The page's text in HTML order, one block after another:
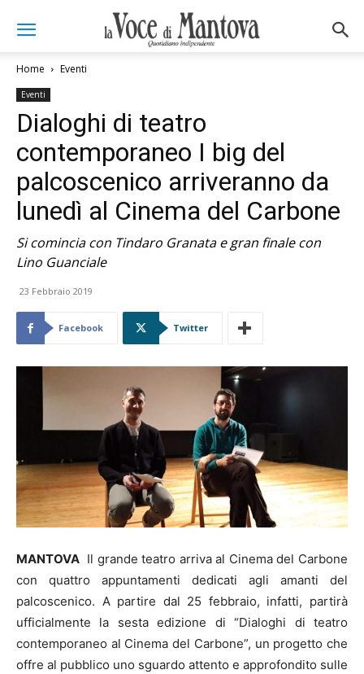
Home Eventi
Eventi
Dialoghi di teatro
contemporaneo I big del
palcoscenico arriveranno da
lunedì al Cinema del Carbone
Si comincia con Tindaro Granata e gran finale con
Lino Guanciale
23 Febbraio 2019
Facebook Twitter
MANTOVA Il grande teatro arriva al Cinema del Carbone
con quattro appuntamenti dedicati agli amanti del
palcoscenico. A partire dal 25 febbraio, infatti, partirà
ufficialmente la sesta edizione di “Dialoghi di teatro
contemporaneo al Cinema del Carbone”, un progetto che
offre al pubblico uno sguardo attento e approfondito sulle